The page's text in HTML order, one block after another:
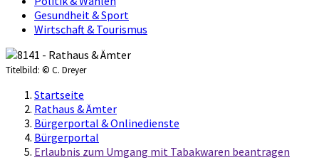
Gesundheit & Sport
Wirtschaft & Tourismus
Titelbild: © C. Dreyer
Startseite
Rathaus & Ämter
Bürgerportal & Onlinedienste
Bürgerportal
Erlaubnis zum Umgang mit Tabakwaren beantragen